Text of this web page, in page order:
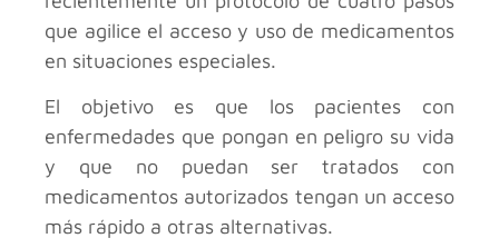
que agilice el acceso y uso de medicamentos
en situaciones especiales.
El objetivo es que los pacientes con
enfermedades que pongan en peligro su vida
y que no puedan ser tratados con
medicamentos autorizados tengan un acceso
más rápido a otras alternativas.